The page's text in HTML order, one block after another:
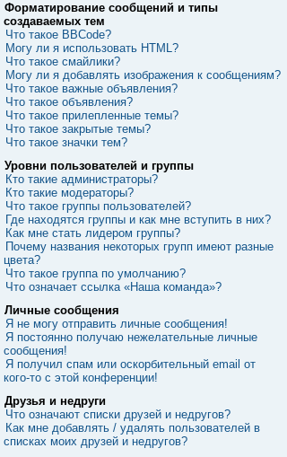
Форматирование сообщений и типы
создаваемых тем
Что такое BBCode?
Могу ли я использовать HTML?
Что такое смайлики?
Могу ли я добавлять изображения к сообщениям?
Что такое важные объявления?
Что такое объявления?
Что такое прилепленные темы?
Что такое закрытые темы?
Что такое значки тем?
Уровни пользователей и группы
Кто такие администраторы?
Кто такие модераторы?
Что такое группы пользователей?
Где находятся группы и как мне вступить в них?
Как мне стать лидером группы?
Почему названия некоторых групп имеют разные
цвета?
Что такое группа по умолчанию?
Что означает ссылка «Наша команда»?
Личные сообщения
Я не могу отправить личные сообщения!
Я постоянно получаю нежелательные личные
сообщения!
Я получил спам или оскорбительный email от
кого-то с этой конференции!
Друзья и недруги
Что означают списки друзей и недругов?
Как мне добавлять / удалять пользователей в
списках моих друзей и недругов?